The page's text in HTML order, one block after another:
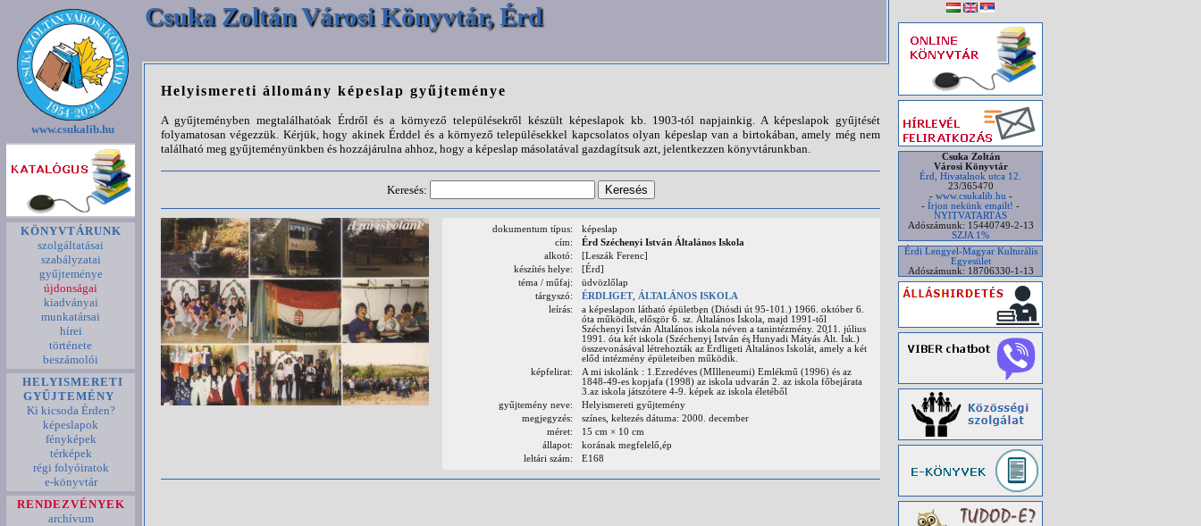
Csuka Zoltán Városi Könyvtár, Érd
www.csukalib.hu
KÖNYVTÁRUNK
szolgáltatásai
szabályzatai
gyűjteménye
újdonságai
kiadványai
munkatársai
hírei
története
beszámolói
HELYISMERETI
GYŰJTEMÉNY
Ki kicsoda Érden?
képeslapok
fényképek
térképek
régi folyóiratok
e-könyvtár
RENDEZVÉNYEK
archívum
Helyismereti állomány képeslap gyűjteménye
A gyűjteményben megtalálhatóak Érdről és a környező településekről készült képeslapok kb. 1903-tól napjainkig. A képeslapok gyűjtését
folyamatosan végezzük. Kérjük, hogy akinek Érddel és a környező településekkel kapcsolatos olyan képeslap van a birtokában, amely még nem
található meg gyűjteményünkben és hozzájárulna ahhoz, hogy a képeslap másolatával gazdagítsuk azt, jelentkezzen könyvtárunkban.
Keresés:
dokumentum típus:
képeslap
cím:
Érd Széchenyi István Általános Iskola
alkotó:
[Leszák Ferenc]
készítés helye:
[Érd]
téma / műfaj:
üdvözlőlap
tárgyszó:
ÉRDLIGET, ÁLTALÁNOS ISKOLA
leírás:
a képeslapon látható épületben (Diósdi út 95-101.) 1966. október 6.
óta működik, először 6. sz. Általános Iskola, majd 1991-től
Széchenyi István Általános iskola néven a tanintézmény. 2011. július
1991. óta két iskola (Széchenyi István és Hunyadi Mátyás Ált. Isk.)
összevonásával létrehozták az Érdligeti Általános Iskolát, amely a két
előd intézmény épületeiben működik.
képfelirat:
A mi iskolánk : 1.Ezredéves (MIlleneumi) Emlékmű (1996) és az
1848-49-es kopjafa (1998) az iskola udvarán 2. az iskola főbejárata
3.az iskola játszótere 4-9. képek az iskola életéből
gyűjtemény neve:
Helyismereti gyűjtemény
megjegyzés:
színes, keltezés dátuma: 2000. december
méret:
15 cm × 10 cm
állapot:
korának megfelelő,ép
leltári szám:
E168
Csuka Zoltán
Városi Könyvtár
Érd, Hivatalnok utca 12.
23/365470
- www.csukalib.hu -
- Írjon nekünk emailt! -
NYITVATARTÁS
Adószámunk: 15440749-2-13
SZJA 1%
Érdi Lengyel-Magyar Kulturális
Egyesület
Adószámunk: 18706330-1-13